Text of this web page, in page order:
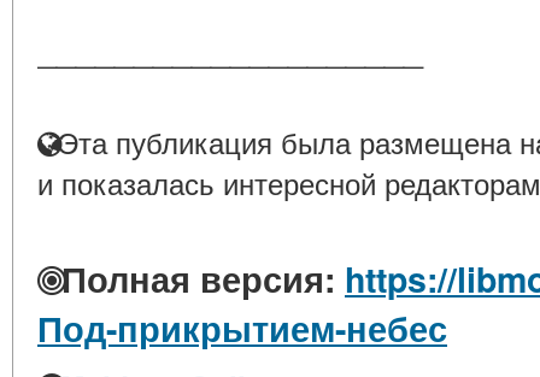
Эта публикация была размещена
и показалась интересной
Полная версия: https://
Под-прикрытием-небес